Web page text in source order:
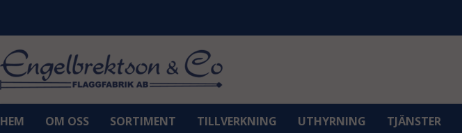
HEM OM OSS SORTIMENT TILLVERKNING UTHYRNING TJÄNSTER